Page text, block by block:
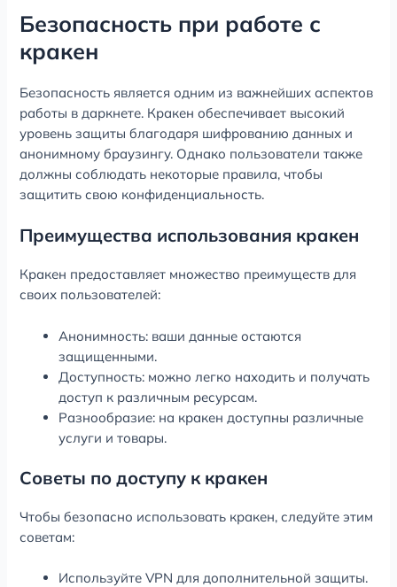
Безопасность при работе с
кракен
Безопасность является одним из важнейших аспектов
работы в даркнете. Кракен обеспечивает высокий
уровень защиты благодаря шифрованию данных и
анонимному браузингу. Однако пользователи также
должны соблюдать некоторые правила, чтобы
защитить свою конфиденциальность.
Преимущества использования кракен
Кракен предоставляет множество преимуществ для
своих пользователей:
Анонимность: ваши данные остаются
защищенными.
Доступность: можно легко находить и получать
доступ к различным ресурсам.
Разнообразие: на кракен доступны различные
услуги и товары.
Советы по доступу к кракен
Чтобы безопасно использовать кракен, следуйте этим
советам:
Используйте VPN для дополнительной защиты.